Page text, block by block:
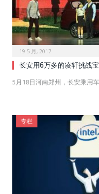
19 5 月, 2017
长安用6万多的凌轩挑战
5月18日河南郑州，长安乘用
专栏